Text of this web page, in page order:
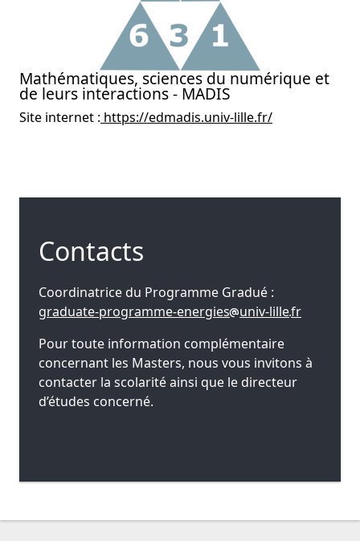
Mathématiques, sciences du numérique et
de leurs interactions - MADIS
Site internet : https://edmadis.univ-lille.fr/
Contacts
Coordinatrice du Programme Gradué :
graduate-programme-energies univ-lillefr
Pour toute information complémentaire
concernant les Masters, nous vous invitons à
contacter la scolarité ainsi que le directeur
d’études concerné.